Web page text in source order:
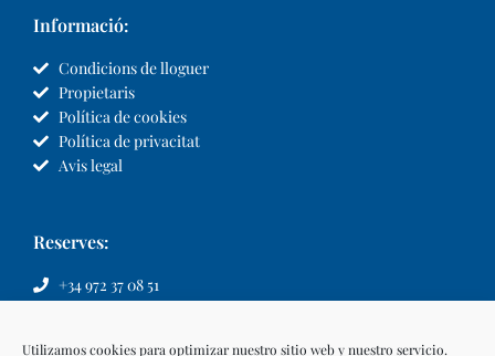
Utilizamos cookies para optimizar nuestro sitio web y nuestro servicio.
Informació:
Condicions de lloguer
Propietaris
Política de cookies
Política de privacitat
Avis legal
Reserves:
+34 972 37 08 51